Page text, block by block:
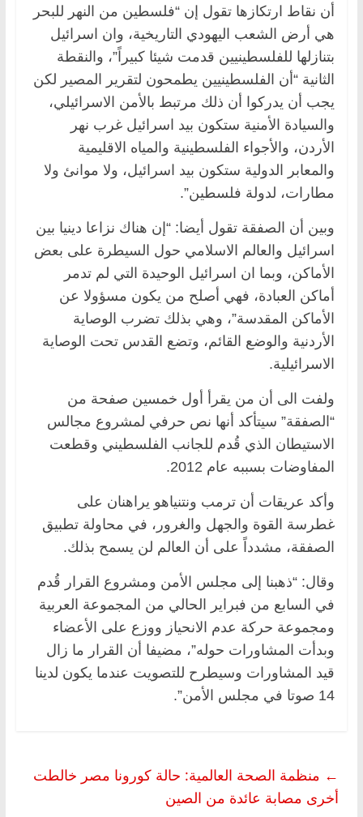
أن نقاط ارتكازها تقول إن “فلسطين من النهر للبحر
هي أرض الشعب اليهودي التاريخية، وان اسرائيل
بتنازلها للفلسطينيين قدمت شيئا كبيراً”، والنقطة
الثانية “أن الفلسطينيين يطمحون لتقرير المصير لكن
يجب أن يدركوا أن ذلك مرتبط بالأمن الاسرائيلي،
والسيادة الأمنية ستكون بيد اسرائيل غرب نهر
الأردن، والأجواء الفلسطينية والمياه الاقليمية
والمعابر الدولية ستكون بيد اسرائيل، ولا موانئ ولا
مطارات، لدولة فلسطين”.
وبين أن الصفقة تقول أيضا: “إن هناك نزاعا دينيا بين
اسرائيل والعالم الاسلامي حول السيطرة على بعض
الأماكن، وبما ان اسرائيل الوحيدة التي لم تدمر
أماكن العبادة، فهي أصلح من يكون مسؤولا عن
الأماكن المقدسة”، وهي بذلك تضرب الوصاية
الأردنية والوضع القائم، وتضع القدس تحت الوصاية
الاسرائيلية.
ولفت الى أن من يقرأ أول خمسين صفحة من
“الصفقة” سيتأكد أنها نص حرفي لمشروع مجالس
الاستيطان الذي قُدم للجانب الفلسطيني وقطعت
المفاوضات بسببه عام 2012.
وأكد عريقات أن ترمب ونتنياهو يراهنان على
غطرسة القوة والجهل والغرور، في محاولة تطبيق
الصفقة، مشدداً على أن العالم لن يسمح بذلك.
وقال: “ذهبنا إلى مجلس الأمن ومشروع القرار قُدم
في السابع من فبراير الحالي من المجموعة العربية
ومجموعة حركة عدم الانحياز ووزع على الأعضاء
وبدأت المشاورات حوله”، مضيفا أن القرار ما زال
قيد المشاورات وسيطرح للتصويت عندما يكون لدينا
14 صوتا في مجلس الأمن”.
← منظمة الصحة العالمية: حالة كورونا مصر خالطت
أخرى مصابة عائدة من الصين